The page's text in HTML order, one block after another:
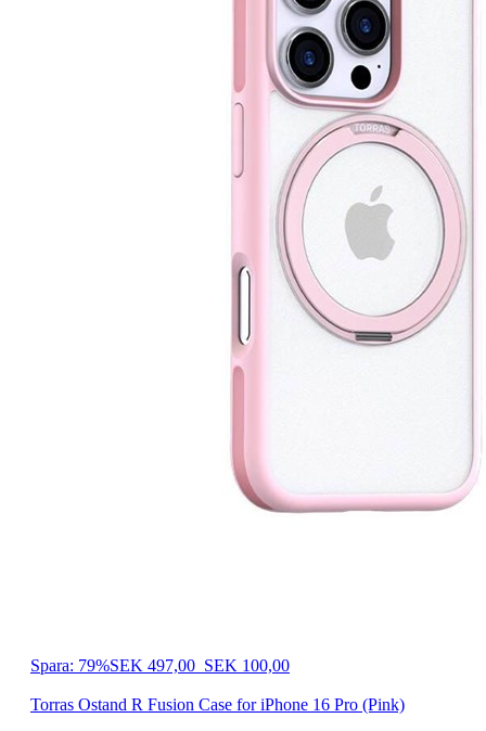
Spara: 79%SEK 497,00 SEK 100,00
Torras Ostand R Fusion Case for iPhone 16 Pro (Pink)